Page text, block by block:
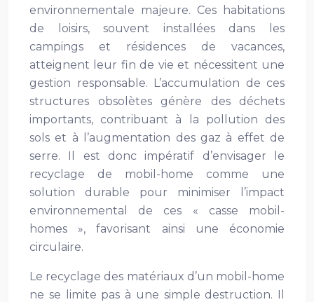
environnementale majeure. Ces habitations
de loisirs, souvent installées dans les
campings et résidences de vacances,
atteignent leur fin de vie et nécessitent une
gestion responsable. L’accumulation de ces
structures obsolètes génère des déchets
importants, contribuant à la pollution des
sols et à l’augmentation des gaz à effet de
serre. Il est donc impératif d’envisager le
recyclage de mobil-home comme une
solution durable pour minimiser l’impact
environnemental de ces « casse mobil-
homes », favorisant ainsi une économie
circulaire.
Le recyclage des matériaux d’un mobil-home
ne se limite pas à une simple destruction. Il